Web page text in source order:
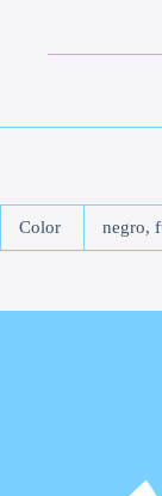
Color negro,